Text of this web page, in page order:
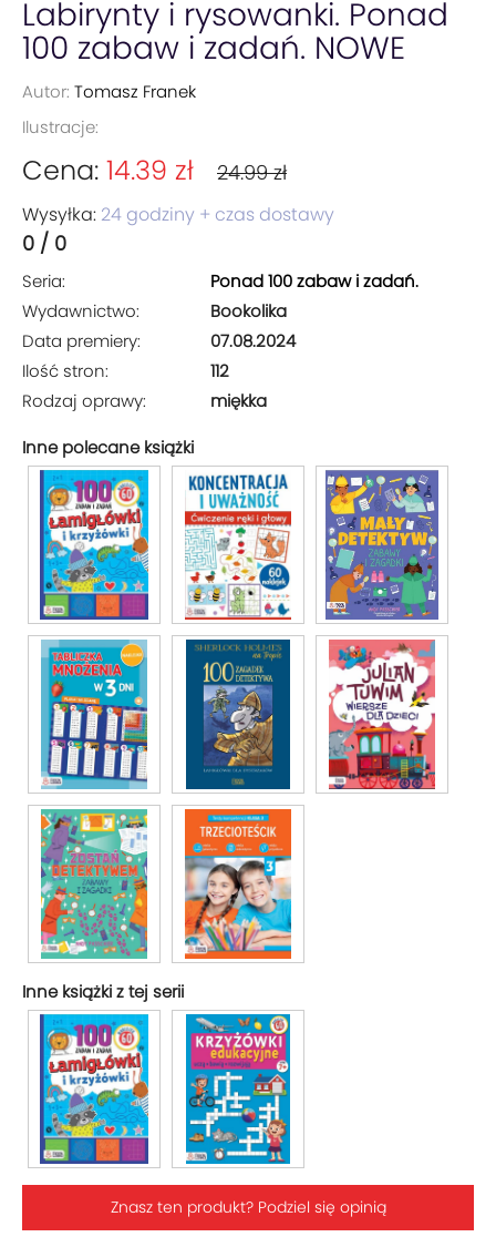
Labirynty i rysowanki. Ponad
100 zabaw i zadań. NOWE
Autor: Tomasz Franek
Ilustracje:
Cena: 14.39 zł 24.99 zł
Wysyłka: 24 godziny + czas dostawy
0 / 0
Seria:
Ponad 100 zabaw i zadań.
Wydawnictwo:
Bookolika
Data premiery:
07.08.2024
Ilość stron:
112
Rodzaj oprawy:
miękka
Inne polecane książki
Inne książki z tej serii
Znasz ten produkt? Podziel się opinią